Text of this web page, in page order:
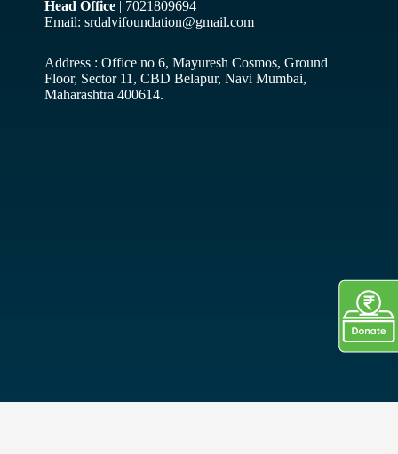
Head Office | 7021809694
Email: srdalvifoundation@gmail.com
Address : Office no 6, Mayuresh Cosmos, Ground
Floor, Sector 11, CBD Belapur, Navi Mumbai,
Maharashtra 400614.